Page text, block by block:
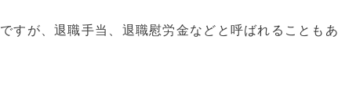
ですが、退職手当、退職慰労金などと呼ばれることもあ